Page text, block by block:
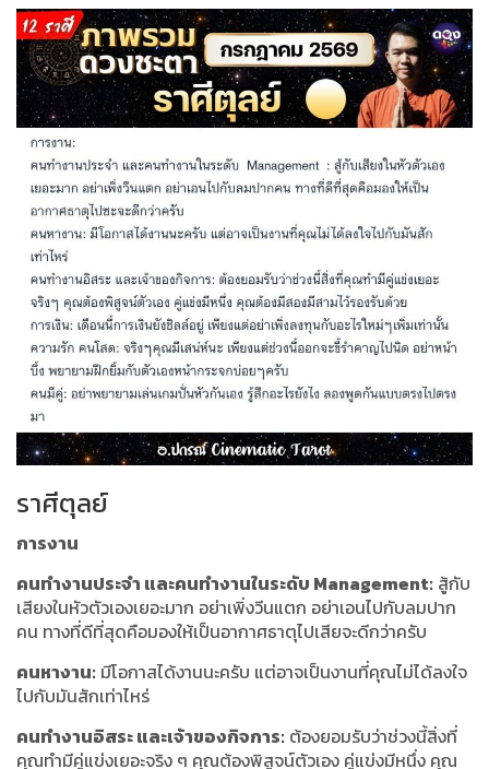
ราศีตุลย์
การงาน
คนทำงานประจำ และคนทำงานในระดับ Management: สู้กับ
เสียงในหัวตัวเองเยอะมาก อย่าเพิ่งวีนแตก อย่าเอนไปกับลมปาก
คน ทางที่ดีที่สุดคือมองให้เป็นอากาศธาตุไปเสียจะดีกว่าครับ
คนหางาน: มีโอกาสได้งานนะครับ แต่อาจเป็นงานที่คุณไม่ได้ลงใจ
ไปกับมันสักเท่าไหร่
คนทำงานอิสระ และเจ้าของกิจการ: ต้องยอมรับว่าช่วงนี้สิ่งที่
คุณทำมีคู่แข่งเยอะจริง ๆ คุณต้องพิสูจน์ตัวเอง คู่แข่งมีหนึ่ง คุณ